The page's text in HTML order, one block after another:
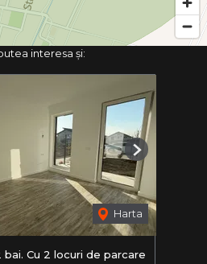
interesa și:
Harta
Next
bai. Cu 2 locuri de parcare